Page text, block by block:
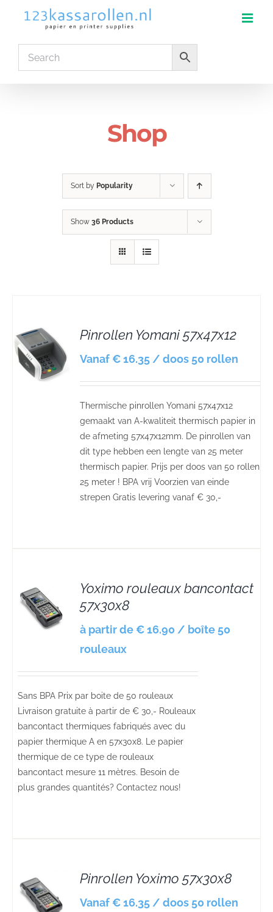
Shop
Sort by Popularity
Show 36 Products
Pinrollen Yomani 57x47x12
Vanaf € 16.35 / doos 50 rollen
Thermische pinrollen Yomani 57x47x12
gemaakt van A-kwaliteit thermisch papier in
de afmeting 57x47x12mm. De pinrollen van
dit type hebben een lengte van 25 meter
thermisch papier. Prijs per doos van 50 rollen
25 meter ! BPA vrij Voorzien van einde
strepen Gratis levering vanaf € 30,-
Yoximo rouleaux bancontact
57x30x8
à partir de € 16.90 / boîte 50
rouleaux
Sans BPA Prix par boite de 50 rouleaux
Livraison gratuite à partir de € 30,- Rouleaux
bancontact thermiques fabriqués avec du
papier thermique A en 57x30x8. Le papier
thermique de ce type de rouleaux
bancontact mesure 11 mètres. Besoin de
plus grandes quantités? Contactez nous!
Pinrollen Yoximo 57x30x8
Vanaf € 16.35 / doos 50 rollen